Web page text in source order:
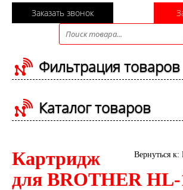
Заказать звонок
Фильтрация товаров
Каталог товаров
Вернуться
Картридж
для BROTHER HL-